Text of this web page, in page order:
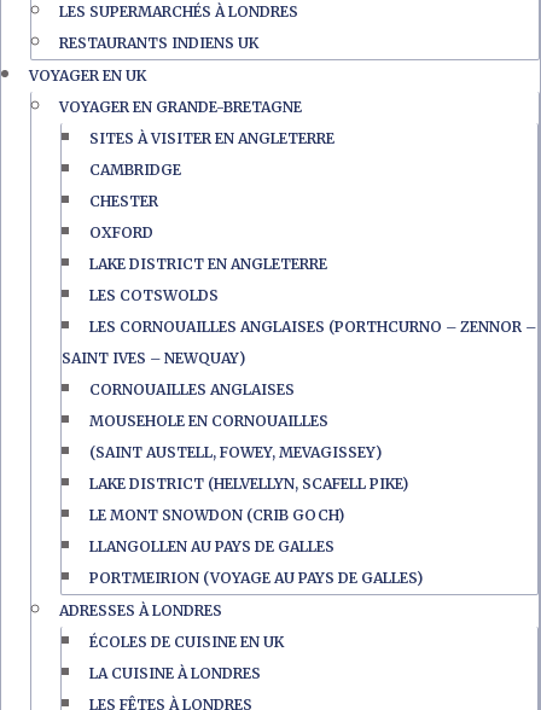
LES SUPERMARCHÉS À LONDRES
RESTAURANTS INDIENS UK
VOYAGER EN UK
VOYAGER EN GRANDE-BRETAGNE
SITES À VISITER EN ANGLETERRE
CAMBRIDGE
CHESTER
OXFORD
LAKE DISTRICT EN ANGLETERRE
LES COTSWOLDS
LES CORNOUAILLES ANGLAISES (PORTHCURNO – ZENNOR –
SAINT IVES – NEWQUAY)
CORNOUAILLES ANGLAISES
MOUSEHOLE EN CORNOUAILLES
(SAINT AUSTELL, FOWEY, MEVAGISSEY)
LAKE DISTRICT (HELVELLYN, SCAFELL PIKE)
LE MONT SNOWDON (CRIB GOCH)
LLANGOLLEN AU PAYS DE GALLES
PORTMEIRION (VOYAGE AU PAYS DE GALLES)
ADRESSES À LONDRES
ÉCOLES DE CUISINE EN UK
LA CUISINE À LONDRES
LES FÊTES À LONDRES